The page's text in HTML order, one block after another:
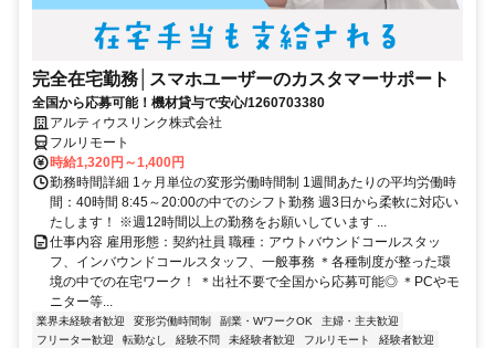
完全在宅勤務│スマホユーザーのカスタマーサポート
全国から応募可能！機材貸与で安心/1260703380
アルティウスリンク株式会社
フルリモート
時給1,320円～1,400円
勤務時間詳細 1ヶ月単位の変形労働時間制 1週間あたりの平均労働時
間：40時間 8:45～20:00の中でのシフト勤務 週3日から柔軟に対応い
たします！ ※週12時間以上の勤務をお願いしています ...
仕事内容 雇用形態：契約社員 職種：アウトバウンドコールスタッ
フ、インバウンドコールスタッフ、一般事務 ＊各種制度が整った環
境の中での在宅ワーク！ ＊出社不要で全国から応募可能◎ ＊PCやモ
ニター等...
業界未経験者歓迎 変形労働時間制 副業・WワークOK
主婦・主夫歓迎
フリーター歓迎
転勤なし 経験不問 未経験者歓迎 フルリモート
経験者歓迎